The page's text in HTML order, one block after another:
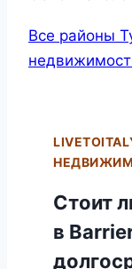
Все районы
Стоит
в